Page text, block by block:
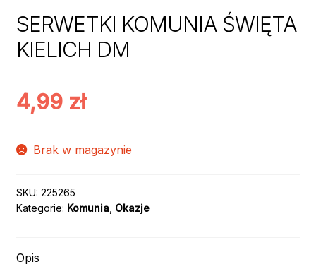
SERWETKI KOMUNIA ŚWIĘTA
KIELICH DM
4,99 zł
Brak w magazynie
SKU: 225265
Kategorie: Komunia, Okazje
Opis